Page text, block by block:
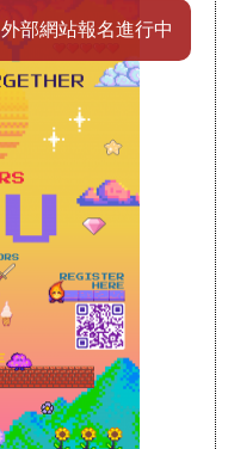
外部網站報名進行中